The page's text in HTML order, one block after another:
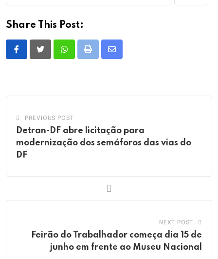
Share This Post:
WhatsappPrint
Share
PREVIOUS POST
Detran-DF abre licitação para
modernização dos semáforos das vias do
DF
NEXT POST
Feirão do Trabalhador começa dia 15 de
junho em frente ao Museu Nacional